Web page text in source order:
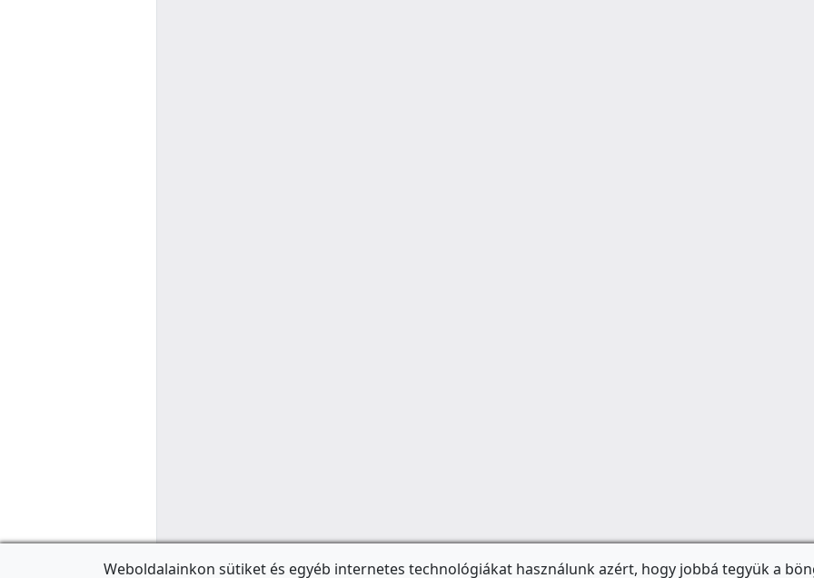
Weboldalainkon sütiket és egyéb internetes technológiákat használunk azért, hogy jobbá tegyük a